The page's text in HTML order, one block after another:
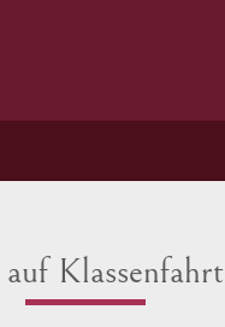
auf Klassenfahrt